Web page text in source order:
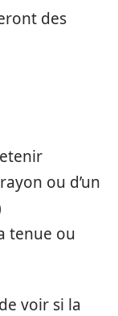
des
ou d’un
tenue ou
voir si la